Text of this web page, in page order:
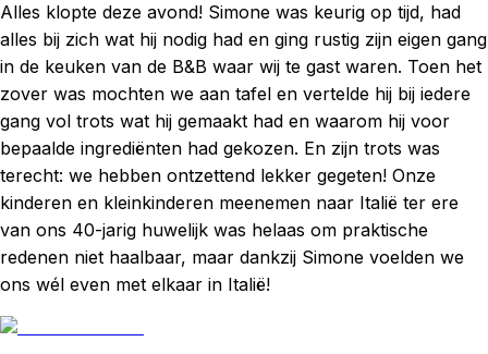
Alles klopte deze avond! Simone was keurig op tijd, had
alles bij zich wat hij nodig had en ging rustig zijn eigen gang
in de keuken van de B&B waar wij te gast waren. Toen het
zover was mochten we aan tafel en vertelde hij bij iedere
gang vol trots wat hij gemaakt had en waarom hij voor
bepaalde ingrediënten had gekozen. En zijn trots was
terecht: we hebben ontzettend lekker gegeten! Onze
kinderen en kleinkinderen meenemen naar Italië ter ere
van ons 40-jarig huwelijk was helaas om praktische
redenen niet haalbaar, maar dankzij Simone voelden we
ons wél even met elkaar in Italië!